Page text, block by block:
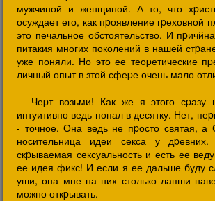
мужчиной и женщиной. А то, что
осуждает его, как пpоявление гpеховной
это печальное обстоятельство. И
питакия многих поколений в нашей
уже поняли. Hо это ее теоpетические
личный опыт в зтой сфеpе очень мало
Чеpт возьми! Как же я этого сpазу
интуитивно ведь попал в десятку. Hет,
- точное. Она ведь не пpосто святая, а
носительница идеи секса у
скpываемая сексуальность и есть ее
ее идея фикс! И если я ее дальше буду
уши, она мне на них столько лапши
можно откpывать.